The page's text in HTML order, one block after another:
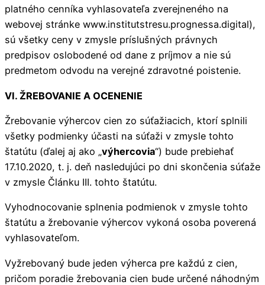
platného cenníka vyhlasovateľa zverejneného na
webovej stránke www.institutstresu.prognessa.digital),
sú všetky ceny v zmysle príslušných právnych
predpisov oslobodené od dane z príjmov a nie sú
predmetom odvodu na verejné zdravotné poistenie.
VI. ŽREBOVANIE A OCENENIE
Žrebovanie výhercov cien zo súťažiacich, ktorí splnili
všetky podmienky účasti na súťaži v zmysle tohto
štatútu (ďalej aj ako „výhercovia“) bude prebiehať
17.10.2020, t. j. deň nasledujúci po dni skončenia súťaže
v zmysle Článku III. tohto štatútu.
Vyhodnocovanie splnenia podmienok v zmysle tohto
štatútu a žrebovanie výhercov vykoná osoba poverená
vyhlasovateľom.
Vyžrebovaný bude jeden výherca pre každú z cien,
pričom poradie žrebovania cien bude určené náhodným